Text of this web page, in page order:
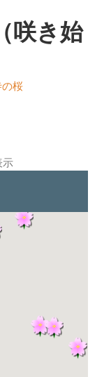
き始
桜
示